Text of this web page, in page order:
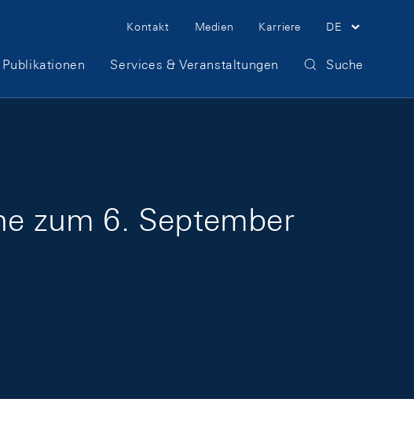
Meta Navigation
Kontakt Medien Karriere DE
Services & Veranstaltungen Suche
zum 6. September